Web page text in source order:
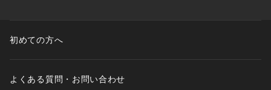
初めての方へ
よくある質問・お問い合わせ